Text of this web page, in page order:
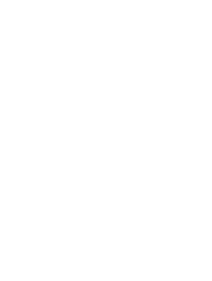
ist, dass die Praktika nach
Bescheinigung über die
werden.
Praktikanten